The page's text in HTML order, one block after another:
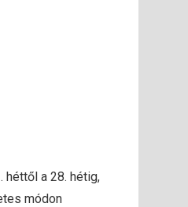
héttől a 28. hétig,
módon